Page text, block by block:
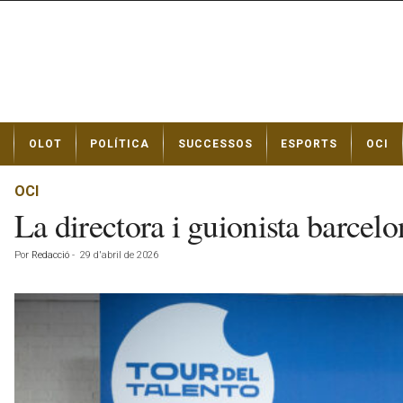
t
OLOT POLÍTICA SUCCESSOS ESPORTS OCI
OCI
La directora i guionista
Por Redacció - 29 d'abril de 2026